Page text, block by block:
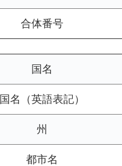
合体番号
国名
国名（英語表記）
州
都市名